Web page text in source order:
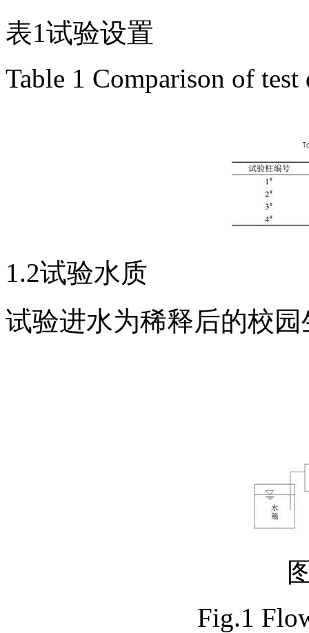
表1试验设置
Table 1 Comparison of test
1.2试验水质
试验进水为稀释后的校
Fig.1